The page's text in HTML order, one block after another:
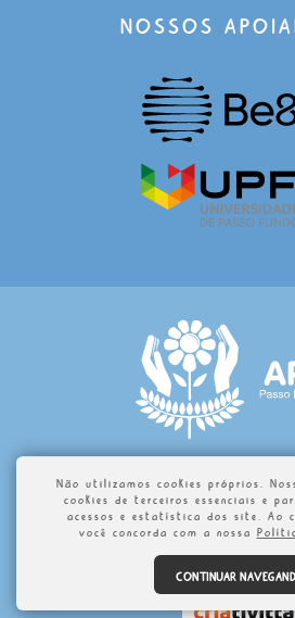
NOSSOS
2016 - Associação de Pais e Amigos
PASSO FUNDO. Proibida a cópia
deste site.Politica de
Não utilizamos cookies próprios.
cookies de terceiros essenciais e
acessos e estatística dos site. Ao
você concorda com a nossa
CONTINUAR